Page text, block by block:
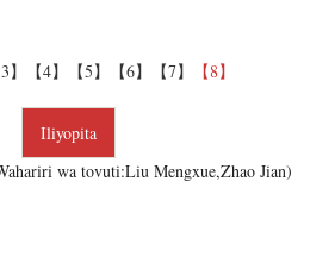
】 【4】 【5】 【6】 【7】 【8】
Iliyopita
wa tovuti:Liu Mengxue,Zhao Jian)